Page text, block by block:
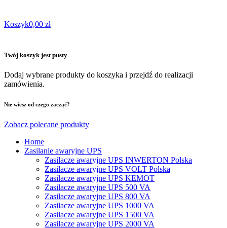
Koszyk0,00 zł
Twój koszyk jest pusty
Dodaj wybrane produkty do koszyka i przejdź do realizacji
zamówienia.
Nie wiesz od czego zacząć?
Zobacz polecane produkty
Home
Zasilanie awaryjne UPS
Zasilacze awaryjne UPS INWERTON Polska
Zasilacze awaryjne UPS VOLT Polska
Zasilacze awaryjne UPS KEMOT
Zasilacze awaryjne UPS 500 VA
Zasilacze awaryjne UPS 800 VA
Zasilacze awaryjne UPS 1000 VA
Zasilacze awaryjne UPS 1500 VA
Zasilacze awaryjne UPS 2000 VA